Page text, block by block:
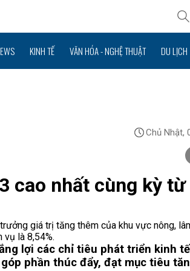
KINH TẾ VĂN HÓA - NGHỆ THUẬT DU LỊCH
Chủ Nhật,
cao nhất cùng kỳ từ
giá trị tăng thêm của khu vực nông,
vụ là 8,54%.
lợi các chỉ tiêu phát triển kinh
phần thúc đẩy, đạt mục tiêu